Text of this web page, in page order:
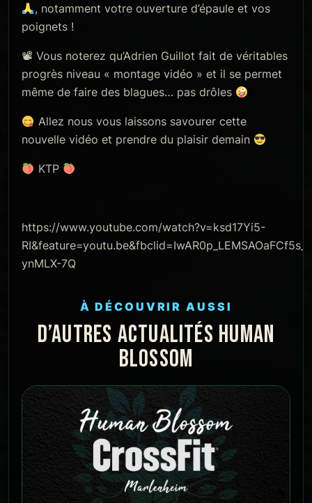
, notamment votre ouverture d’épaule et vos
poignets !
📽 Vous noterez qu’Adrien Guillot fait de véritables
progrès niveau « montage vidéo » et il se permet
même de faire des blagues… pas drôles
Allez nous vous laissons savourer cette
nouvelle vidéo et prendre du plaisir demain
KTP
https://www.youtube.com/watch?v=ksd17Yi5-
ynMLX-7Q
À DÉCOUVRIR AUSSI
D’AUTRES ACTUALITÉS HUMAN
BLOSSOM